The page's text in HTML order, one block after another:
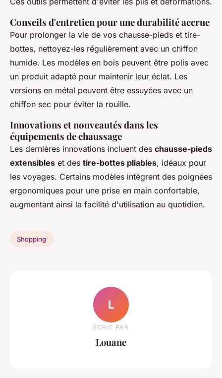
Conseils d'entretien pour une durabilité accrue
Pour prolonger la vie de vos chausse-pieds et tire-
bottes, nettoyez-les régulièrement avec un chiffon
humide. Les modèles en bois peuvent être polis avec
un produit adapté pour maintenir leur éclat. Les
versions en métal peuvent être essuyées avec un
chiffon sec pour éviter la rouille.
Innovations et nouveautés dans les
équipements de chaussage
Les dernières innovations incluent des chausse-pieds
extensibles et des tire-bottes pliables, idéaux pour
les voyages. Certains modèles intègrent des poignées
ergonomiques pour une prise en main confortable,
augmentant ainsi la facilité d'utilisation au quotidien.
Shopping
L
ECRIT PAR
Louane